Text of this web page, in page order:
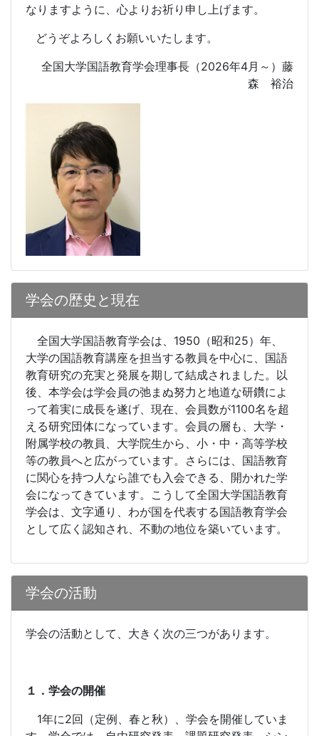
なりますように、心よりお祈り申し上げます。
どうぞよろしくお願いいたします。
全国大学国語教育学会理事長（2026年4月～）藤
森 裕治
学会の歴史と現在
全国大学国語教育学会は、 1950 （昭和25）年、
大学の国語教育講座を担当する教員を中心に、国語
教育研究の充実と発展を期して結成されました。以
後、本学会は学会員の弛まぬ努力と地道な研鑽によ
って着実に成長を遂げ、現在、会員数が1100名を超
える研究団体になっています。会員の層も、大学・
附属学校の教員、大学院生から、小・中・高等学校
等の教員へと広がっています。さらには、国語教育
に関心を持つ人なら誰でも入会できる、開かれた学
会になってきています。こうして全国大学国語教育
学会は、文字通り、わが国を代表する国語教育学会
として広く認知され、不動の地位を築いています。
学会の活動
学会の活動として、大きく次の三つがあります。
１．学会の開催
1年に2回（定例、春と秋）、学会を開催していま